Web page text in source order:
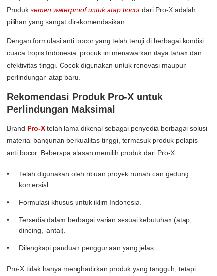
Produk semen waterproof untuk atap bocor dari Pro-X adalah
pilihan yang sangat direkomendasikan.
Dengan formulasi anti bocor yang telah teruji di berbagai kondisi
cuaca tropis Indonesia, produk ini menawarkan daya tahan dan
efektivitas tinggi. Cocok digunakan untuk renovasi maupun
perlindungan atap baru.
Rekomendasi Produk Pro-X untuk
Perlindungan Maksimal
Brand Pro-X telah lama dikenal sebagai penyedia berbagai solusi
material bangunan berkualitas tinggi, termasuk produk pelapis
anti bocor. Beberapa alasan memilih produk dari Pro-X:
Telah digunakan oleh ribuan proyek rumah dan gedung
komersial.
Formulasi khusus untuk iklim Indonesia.
Tersedia dalam berbagai varian sesuai kebutuhan (atap,
dinding, lantai).
Dilengkapi panduan penggunaan yang jelas.
Pro-X tidak hanya menghadirkan produk yang tangguh, tetapi